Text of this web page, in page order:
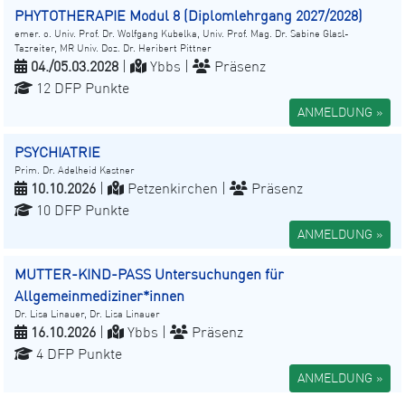
PHYTOTHERAPIE Modul 8 (Diplomlehrgang 2027/2028)
emer. o. Univ. Prof. Dr. Wolfgang Kubelka, Univ. Prof. Mag. Dr. Sabine Glasl-
Tazreiter, MR Univ. Doz. Dr. Heribert Pittner
04./05.03.2028 Ybbs |
Präsenz
12 DFP Punkte
ANMELDUNG »
PSYCHIATRIE
Prim. Dr. Adelheid Kastner
10.10.2026 Petzenkirchen |
Präsenz
10 DFP Punkte
ANMELDUNG »
MUTTER-KIND-PASS Untersuchungen für
Allgemeinmediziner*innen
Dr. Lisa Linauer, Dr. Lisa Linauer
16.10.2026 Ybbs |
Präsenz
4 DFP Punkte
ANMELDUNG »